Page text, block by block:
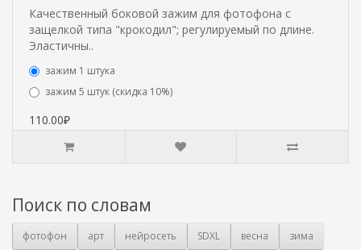
Качественный боковой зажим для фотофона с
защелкой типа "крокодил"; регулируемый по длине.
Эластичны..
зажим 1 штука
зажим 5 штук (скидка 10%)
110.00₽
Поиск по словам
фотофон арт нейросеть SDXL весна
зима